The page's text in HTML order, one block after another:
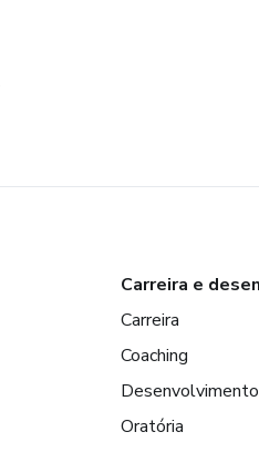
Carreira e
Carreira
Coaching
Oratória